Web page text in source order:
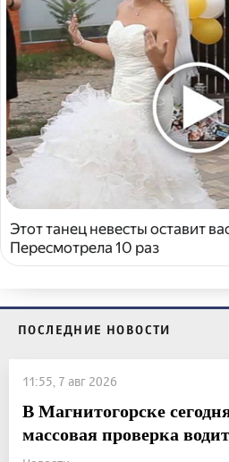
Этот танец невесты оставит
Пересмотрела 10 раз
ПОСЛЕДНИЕ НОВОСТИ
11:55, 7 авг 2026
В Магнитогорске
массовая проверка